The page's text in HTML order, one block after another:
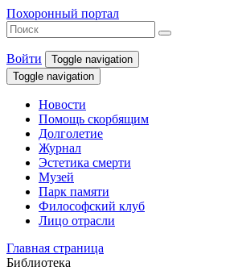
Похоронный портал
Войти
Toggle navigation
Toggle navigation
Новости
Помощь скорбящим
Долголетие
Журнал
Эстетика смерти
Музей
Парк памяти
Философский клуб
Лицо отрасли
Главная страница
Библиотека